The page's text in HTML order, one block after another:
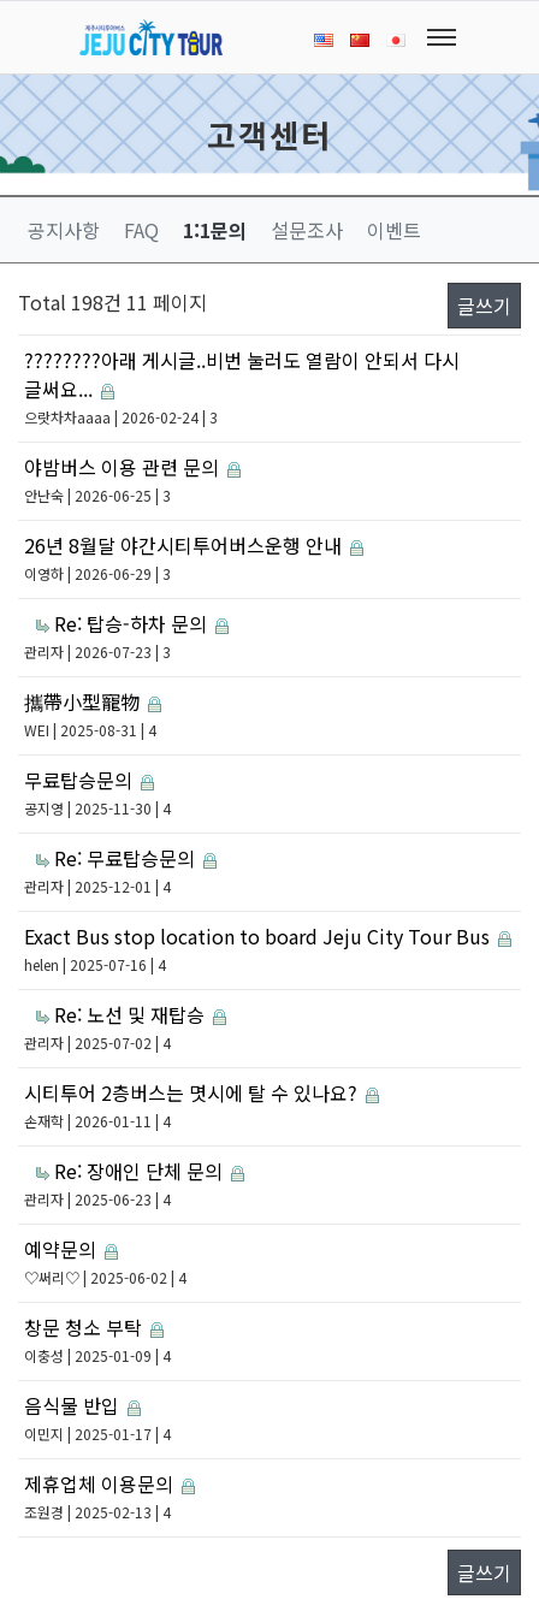
고객센터
공지사항 FAQ 1:1문의 설문조사 이벤트
Total 198건 11 페이지
글쓰기
????????아래 게시글..비번 눌러도 열람이 안되서 다시
글써요...
으랏차차aaaa | 2026-02-24 | 3
야밤버스 이용 관련 문의
안난숙| 2026-06-25 | 3
26년 8월달 야간시티투어버스운행 안내
이영하| 2026-06-29 | 3
Re: 탑승-하차 문의
관리자| 2026-07-23 | 3
攜帶小型寵物
WEI | 2025-08-31 | 4
무료탑승문의
공지영 | 2025-11-30 | 4
Re: 무료탑승문의
관리자| 2025-12-01 | 4
Exact Bus stop location to board Jeju City Tour Bus
helen | 2025-07-16 | 4
Re: 노선 및 재탑승
관리자| 2025-07-02 | 4
시티투어 2층버스는 몃시에 탈 수 있나요?
손재학| 2026-01-11 | 4
Re: 장애인 단체 문의
관리자| 2025-06-23 | 4
예약문의
♡써리♡| 2025-06-02 | 4
창문 청소 부탁
이충성 | 2025-01-09 | 4
음식물 반입
이민지 | 2025-01-17 | 4
제휴업체 이용문의
조원경 | 2025-02-13 | 4
글쓰기